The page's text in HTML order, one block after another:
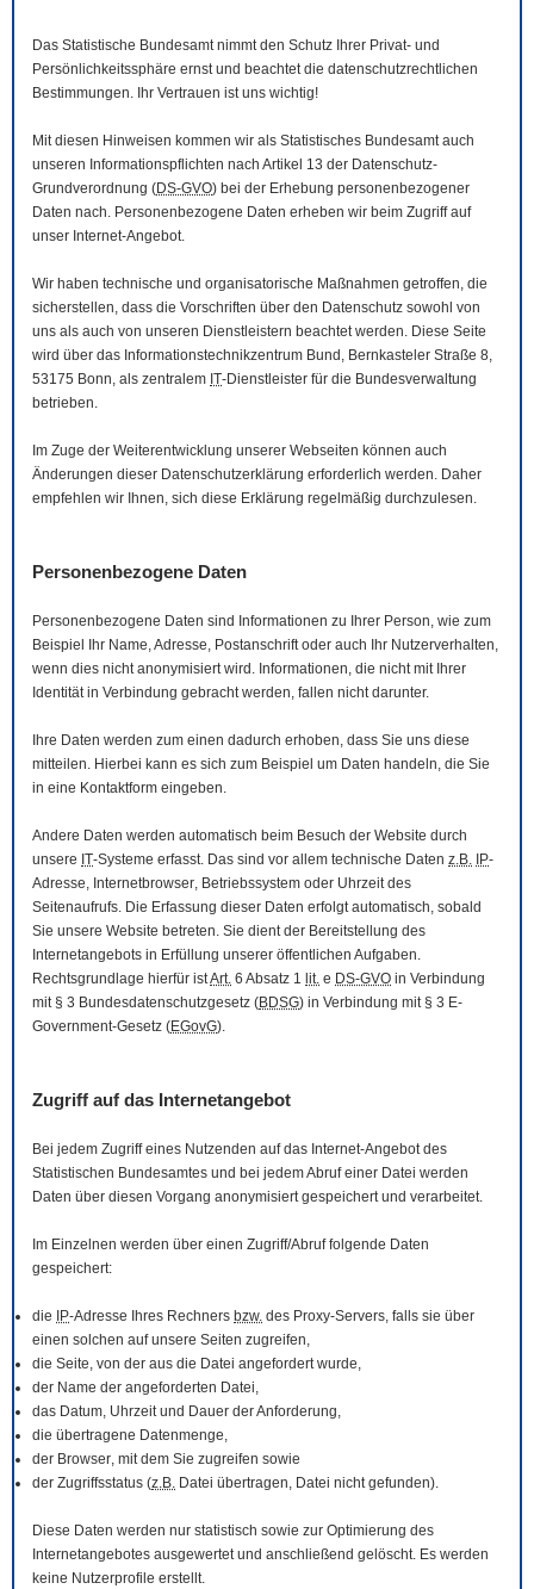
Das Statistische Bundesamt nimmt den Schutz Ihrer Privat- und
Persönlichkeitssphäre ernst und beachtet die datenschutzrechtlichen
Bestimmungen. Ihr Vertrauen ist uns wichtig!
Mit diesen Hinweisen kommen wir als Statistisches Bundesamt auch
unseren Informationspflichten nach Artikel 13 der Datenschutz-
Grundverordnung (DS-GVO) bei der Erhebung personenbezogener
Daten nach. Personenbezogene Daten erheben wir beim Zugriff auf
unser Internet-Angebot.
Wir haben technische und organisatorische Maßnahmen getroffen, die
sicherstellen, dass die Vorschriften über den Datenschutz sowohl von
uns als auch von unseren Dienstleistern beachtet werden. Diese Seite
wird über das Informationstechnikzentrum Bund, Bernkasteler Straße 8,
53175 Bonn, als zentralem IT-Dienstleister für die Bundesverwaltung
betrieben.
Im Zuge der Weiterentwicklung unserer Webseiten können auch
Änderungen dieser Datenschutzerklärung erforderlich werden. Daher
empfehlen wir Ihnen, sich diese Erklärung regelmäßig durchzulesen.
Personenbezogene Daten
Personenbezogene Daten sind Informationen zu Ihrer Person, wie zum
Beispiel Ihr Name, Adresse, Postanschrift oder auch Ihr Nutzerverhalten,
wenn dies nicht anonymisiert wird. Informationen, die nicht mit Ihrer
Identität in Verbindung gebracht werden, fallen nicht darunter.
Ihre Daten werden zum einen dadurch erhoben, dass Sie uns diese
mitteilen. Hierbei kann es sich zum Beispiel um Daten handeln, die Sie
in eine Kontaktform eingeben.
Andere Daten werden automatisch beim Besuch der Website durch
unsere IT-Systeme erfasst. Das sind vor allem technische Daten z.B. IP-
Adresse, Internetbrowser, Betriebssystem oder Uhrzeit des
Seitenaufrufs. Die Erfassung dieser Daten erfolgt automatisch, sobald
Sie unsere Website betreten. Sie dient der Bereitstellung des
Internetangebots in Erfüllung unserer öffentlichen Aufgaben.
Rechtsgrundlage hierfür istArt. 6 Absatz 1 lit. e DS-GVO in Verbindung
mit § 3 Bundesdatenschutzgesetz (BDSG) in Verbindung mit § 3 E-
Government-Gesetz (EGovG).
Zugriff auf das Internetangebot
Bei jedem Zugriff eines Nutzenden auf das Internet-Angebot des
Statistischen Bundesamtes und bei jedem Abruf einer Datei werden
Daten über diesen Vorgang anonymisiert gespeichert und verarbeitet.
Im Einzelnen werden über einen Zugriff/Abruf folgende Daten
gespeichert:
die IP-Adresse Ihres Rechners bzw. des Proxy-Servers, falls sie über
einen solchen auf unsere Seiten zugreifen,
die Seite, von der aus die Datei angefordert wurde,
der Name der angeforderten Datei,
das Datum, Uhrzeit und Dauer der Anforderung,
die übertragene Datenmenge,
der Browser, mit dem Sie zugreifen sowie
der Zugriffsstatus (z.B. Datei übertragen, Datei nicht gefunden).
Diese Daten werden nur statistisch sowie zur Optimierung des
Internetangebotes ausgewertet und anschließend gelöscht. Es werden
keine Nutzerprofile erstellt.